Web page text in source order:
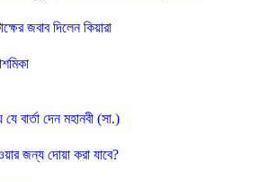
জবাব দিলেন কিয়ারা
বার্তা দেন মহানবী (সা.)
জন্য দোয়া করা যাবে?